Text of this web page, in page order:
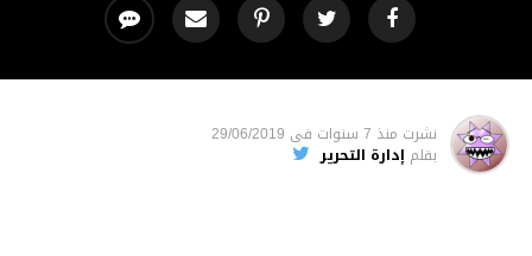
نشرت منذ 7 سنوات فى 29/06/2019
بقلم إدارة التحرير